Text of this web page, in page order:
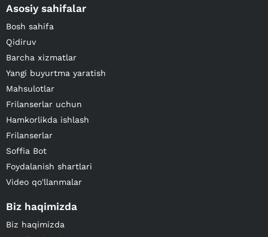
Asosiy sahifalar
Bosh sahifa
Qidiruv
Barcha xizmatlar
Yangi buyurtma yaratish
Mahsulotlar
Frilanserlar uchun
Hamkorlikda ishlash
Frilanserlar
Soffia Bot
Foydalanish shartlari
Video qo'llanmalar
Biz haqimizda
Biz haqimizda